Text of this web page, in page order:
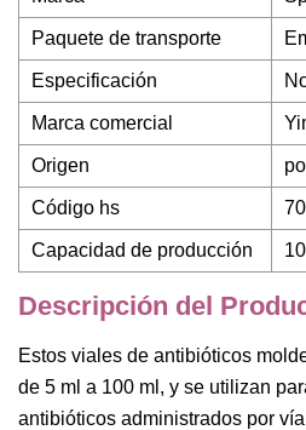
Paquete de transporte
Especificación
Marca comercial
Origen
Código hs
Capacidad de producción
Descripción del
Estos viales de antibióticos
de 5 ml a 100 ml, y se utilizan
antibióticos administrados por